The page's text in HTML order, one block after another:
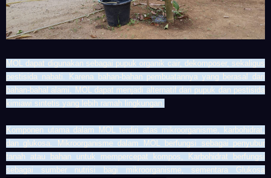
MOL dapat digunakan sebagai pupuk organik cair, dekomposer, sekaligus
pestisida nabati. Karena bahan-bahan pembuatannya yang berasal dari
bahan-bahal alami, MOL dapat menjadi alternatif dari pupuk dan pestisida
kimiawi sintetis yang lebih ramah lingkungan.
Komponen utama dalam MOL terdiri atas mikroorganisme, karbohidrat,
dan glukosa. Mikroorganisme dalam MOL berfungsi sebagai penyubur
tanah atau bahan untuk mempercepat kompos, Karbohidrat berfungsi
sebagai sumber nutrisi bagi mikroorganisme, sementara Glukosa